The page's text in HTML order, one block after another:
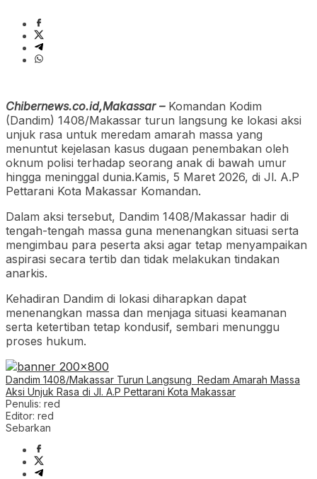
Chibernews.co.id,Makassar – Komandan Kodim
(Dandim) 1408/Makassar turun langsung ke lokasi aksi
unjuk rasa untuk meredam amarah massa yang
menuntut kejelasan kasus dugaan penembakan oleh
oknum polisi terhadap seorang anak di bawah umur
hingga meninggal dunia.Kamis, 5 Maret 2026, di Jl. A.P
Pettarani Kota Makassar Komandan.
Dalam aksi tersebut, Dandim 1408/Makassar hadir di
tengah-tengah massa guna menenangkan situasi serta
mengimbau para peserta aksi agar tetap menyampaikan
aspirasi secara tertib dan tidak melakukan tindakan
anarkis.
Kehadiran Dandim di lokasi diharapkan dapat
menenangkan massa dan menjaga situasi keamanan
serta ketertiban tetap kondusif, sembari menunggu
proses hukum.
Dandim 1408/Makassar Turun Langsung Redam Amarah Massa
Aksi Unjuk Rasa di Jl. A.P Pettarani Kota Makassar
Penulis: red
Editor: red
Sebarkan